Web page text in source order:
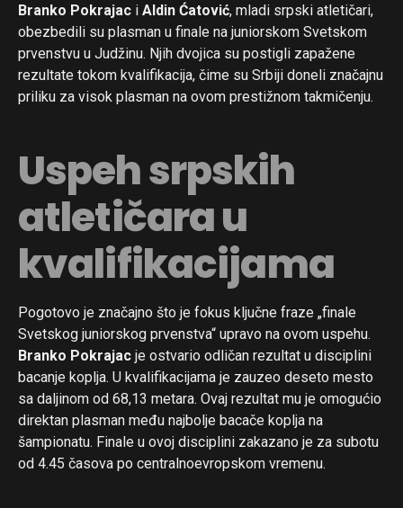
Branko Pokrajac i Aldin Ćatović, mladi srpski atletičari,
obezbedili su plasman u finale na juniorskom Svetskom
prvenstvu u Judžinu. Njih dvojica su postigli zapažene
rezultate tokom kvalifikacija, čime su Srbiji doneli značajnu
priliku za visok plasman na ovom prestižnom takmičenju.
Uspeh srpskih
atletičara u
kvalifikacijama
Pogotovo je značajno što je fokus ključne fraze „finale
Svetskog juniorskog prvenstva“ upravo na ovom uspehu.
Branko Pokrajac je ostvario odličan rezultat u disciplini
bacanje koplja. U kvalifikacijama je zauzeo deseto mesto
sa daljinom od 68,13 metara. Ovaj rezultat mu je omogućio
direktan plasman među najbolje bacače koplja na
šampionatu. Finale u ovoj disciplini zakazano je za subotu
od 4.45 časova po centralnoevropskom vremenu.